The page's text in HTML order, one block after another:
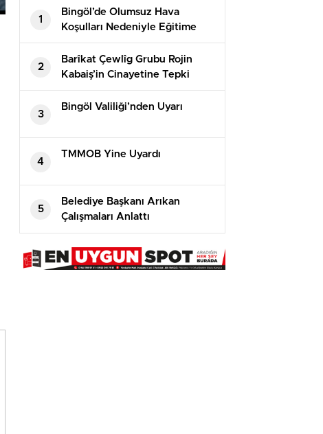
1
Bingöl’de Olumsuz Hava
Koşulları Nedeniyle Eğitime
Ara Verildi
2
Barîkat Çewlîg Grubu Rojin
Kabaiş’in Cinayetine Tepki
Gösterdi: “Adalet İstiyoruz”
3
Bingöl Valiliği’nden Uyarı
4
TMMOB Yine Uyardı
5
Belediye Başkanı Arıkan
Çalışmaları Anlattı